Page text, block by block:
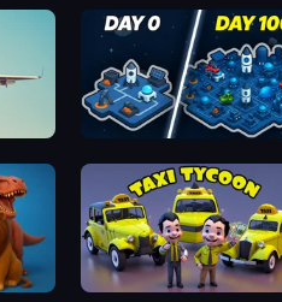
Idle Space Business Tycoon
Taxi Tycoon: Idle Business